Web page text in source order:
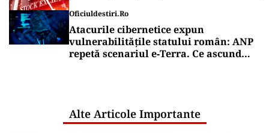
Oficiuldestiri.ro
Atacurile cibernetice expun
vulnerabilitățile statului român: ANP
repetă scenariul e‑Terra. Ce ascund
Alte Articole Importante